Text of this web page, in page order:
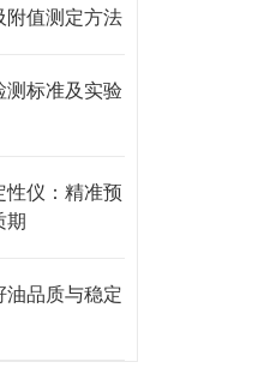
附值测定方法
测标准及实验
性仪：精准预
期
油品质与稳定